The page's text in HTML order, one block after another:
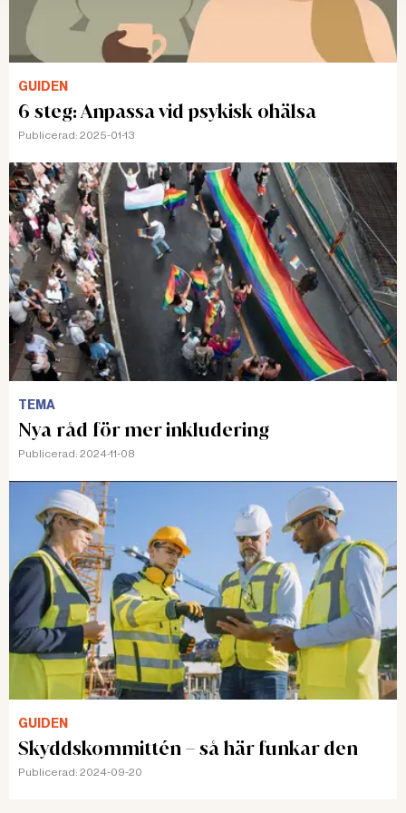
GUIDEN
6 steg: Anpassa vid psykisk ohälsa
Publicerad: 2025-01-13
TEMA
Nya råd för mer inkludering
Publicerad: 2024-11-08
GUIDEN
Skyddskommittén – så här funkar den
Publicerad: 2024-09-20